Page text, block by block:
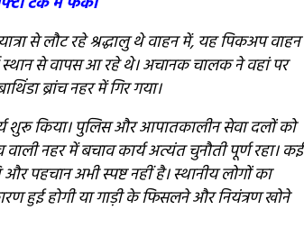
से लौट रहे श्रद्धालु थे वाहन में, यह पिकअप वाहन
स्थान से वापस आ रहे थे। अचानक चालक ने वहां पर
ब्रांच नहर में गिर गया।
शुरू किया। पुलिस और आपातकालीन सेवा दलों को
नहर में बचाव कार्य अत्यंत चुनौती पूर्ण रहा। कई
पहचान अभी स्पष्ट नहीं है। स्थानीय लोगों का
हुई होगी या गाड़ी के फिसलने और नियंत्रण खोने